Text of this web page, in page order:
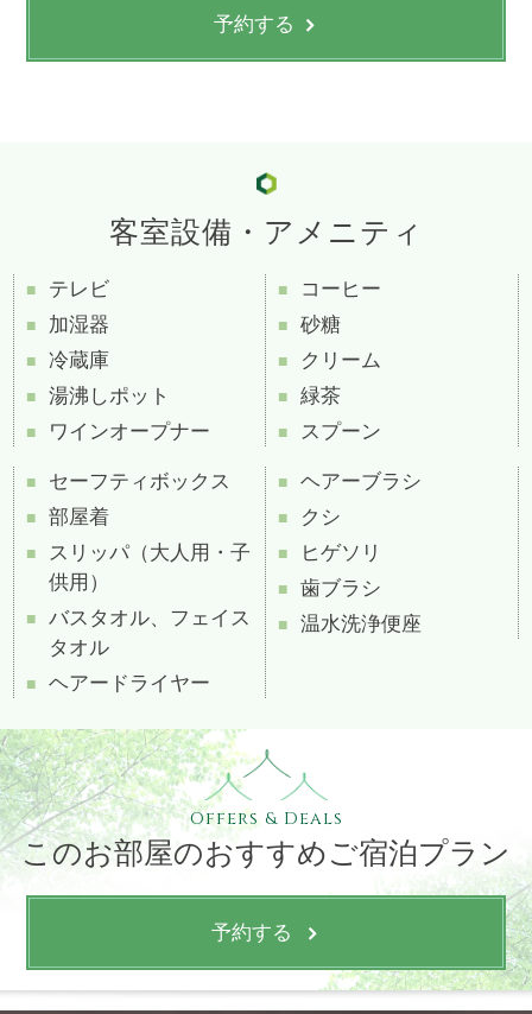
予約する
客室設備・アメニティ
テレビ
加湿器
冷蔵庫
湯沸しポット
ワインオープナー
コーヒー
砂糖
クリーム
緑茶
スプーン
セーフティボックス
部屋着
スリッパ（大人用・子
供用）
バスタオル、フェイス
タオル
ヘアードライヤー
ヘアーブラシ
クシ
ヒゲソリ
歯ブラシ
温水洗浄便座
Offers & Deals
このお部屋のおすすめご宿泊プラン
予約する